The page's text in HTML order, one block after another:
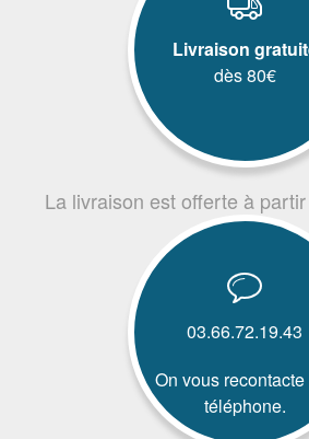
Livraison
dès 80€
La livraison est offerte à
03.66.72.19.43
On vous
téléphone.